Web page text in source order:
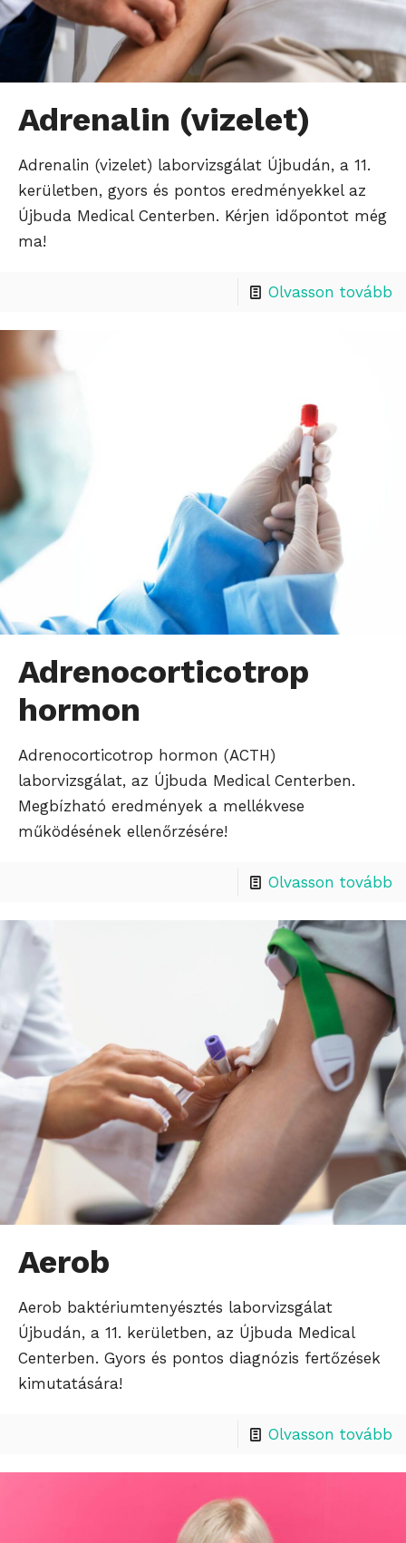
Adrenalin (vizelet)
Adrenalin (vizelet) laborvizsgálat Újbudán, a 11.
kerületben, gyors és pontos eredményekkel az
Újbuda Medical Centerben. Kérjen időpontot még
ma!
Olvasson tovább
Adrenocorticotrop
hormon
Adrenocorticotrop hormon (ACTH)
laborvizsgálat, az Újbuda Medical Centerben.
Megbízható eredmények a mellékvese
működésének ellenőrzésére!
Olvasson tovább
Aerob
Aerob baktériumtenyésztés laborvizsgálat
Újbudán, a 11. kerületben, az Újbuda Medical
Centerben. Gyors és pontos diagnózis fertőzések
kimutatására!
Olvasson tovább